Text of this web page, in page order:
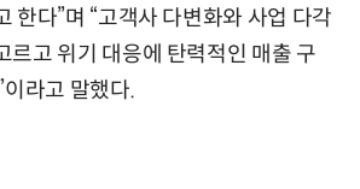
한다”며 “고객사 다변화와 사업 다각
르고 위기 대응에 탄력적인 매출 구
라고 말했다.